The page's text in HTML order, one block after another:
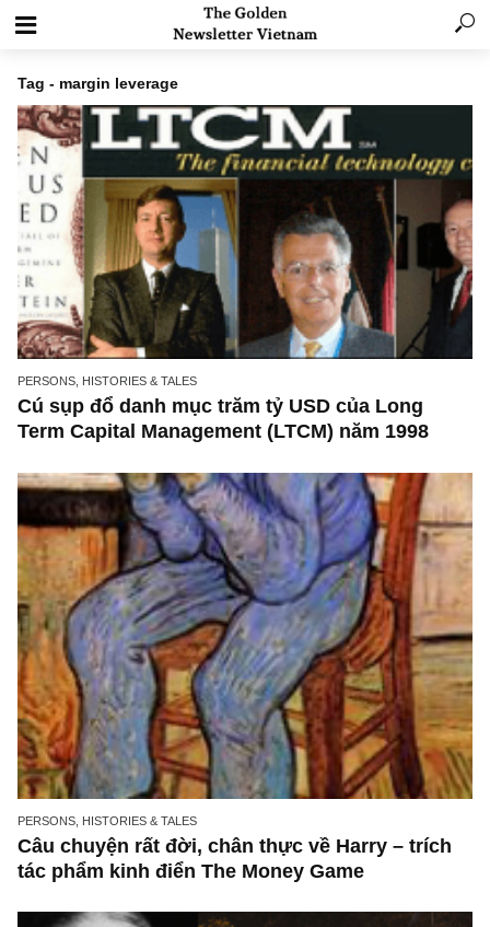
Tag - margin leverage
PERSONS, HISTORIES & TALES
Term Capital Management (LTCM) năm 1998
PERSONS, HISTORIES & TALES